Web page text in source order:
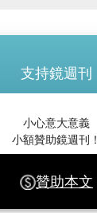
支持鏡週刊
小心意大意義
小額贊助鏡週刊！
贊助本文